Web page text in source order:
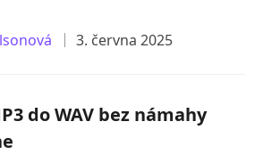
3. června 2025
do WAV bez námahy